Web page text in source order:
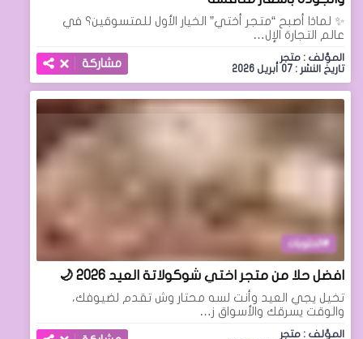
✨ لماذا أصبح “متجر أختي” الخيار الأول للمتسوقين؟ في
عالم التجارة الإل…
المؤلف : متجر
تاريخ النشر : 07 أبريل 2026
مشاركة
الحلويات
افضل حلا من متجر اختي شوكولاتة العيد 2026 🌙
تخيل يجي العيد وأنت لسه محتار وش تقدم لضيوفك،
والوقت يسرقك والأسواق ز…
المؤلف : متجر